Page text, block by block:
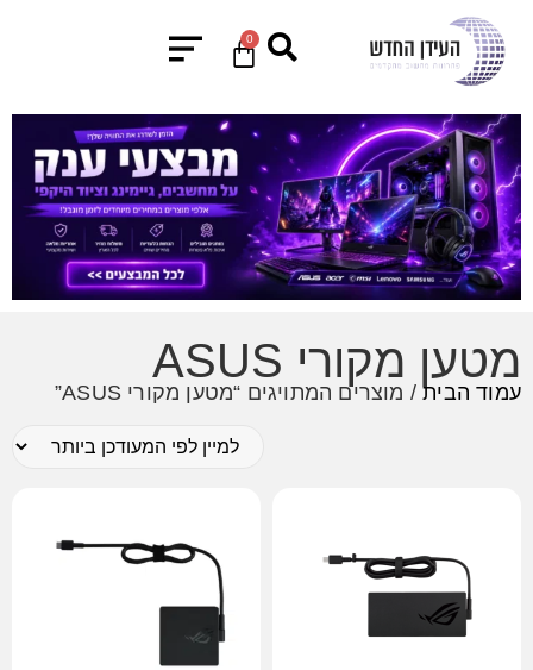
0
מטען מקורי ASUS
עמוד הבית/ מוצרים המתויגים “מטען מקורי ASUS”